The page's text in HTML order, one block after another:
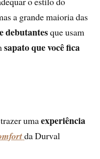
a grande maioria das
debutantesque usam
sapato que você fica
umaexperiência
da Durval